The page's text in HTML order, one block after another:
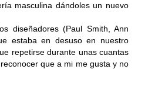
masculina dándoles un nuevo
diseñadores (Paul Smith, Ann
estaba en desuso en nuestro
repetirse durante unas cuantas
que a mi me gusta y no